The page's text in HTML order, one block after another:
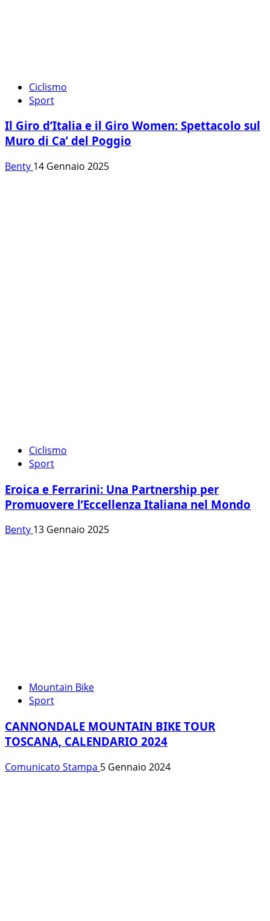
Ciclismo
Sport
Il Giro d’Italia e il Giro Women: Spettacolo sul
Muro di Ca’ del Poggio
Benty 14 Gennaio 2025
Ciclismo
Sport
Eroica e Ferrarini: Una Partnership per
Promuovere l’Eccellenza Italiana nel Mondo
Benty 13 Gennaio 2025
Mountain Bike
Sport
CANNONDALE MOUNTAIN BIKE TOUR
TOSCANA, CALENDARIO 2024
Comunicato Stampa 5 Gennaio 2024